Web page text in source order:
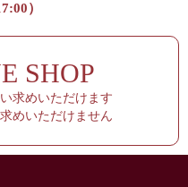
）
SHOP
求めいただけます
めいただけません